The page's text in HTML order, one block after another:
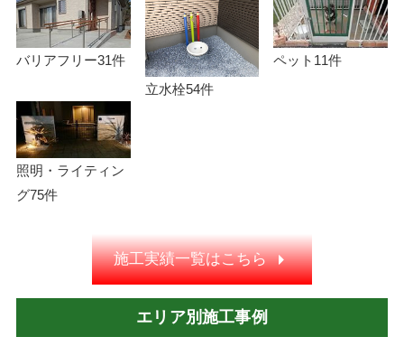
バリアフリー31件
立水栓54件
ペット 11件
照明・ライティン
グ75件
施工実績一覧はこちら
エリア別施工事例